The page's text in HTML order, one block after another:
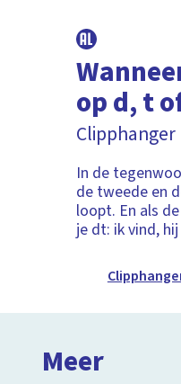
op d, t
Clipphanger
In de
de tweede en
loopt. En als
je dt: ik vind,
Meer